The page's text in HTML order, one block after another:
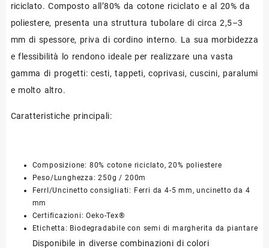
riciclato. Composto all’80% da cotone riciclato e al 20% da
poliestere, presenta una struttura tubolare di circa 2,5–3
mm di spessore, priva di cordino interno. La sua morbidezza
e flessibilità lo rendono ideale per realizzare una vasta
gamma di progetti: cesti, tappeti, coprivasi, cuscini, paralumi
e molto altro.
Caratteristiche principali:
Composizione: 80% cotone riciclato, 20% poliestere
Peso/Lunghezza: 250g / 200m
FerrI/Uncinetto consigliati: Ferri da 4-5 mm, uncinetto da 4
mm
Certificazioni: Oeko-Tex®
Etichetta: Biodegradabile con semi di margherita da piantare
Disponibile in diverse combinazioni di colori